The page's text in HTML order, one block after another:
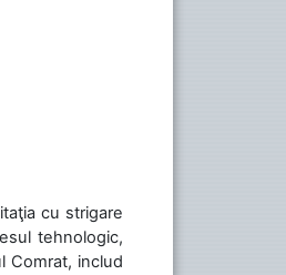
cu strigare
tehnologic,
Comrat, includ